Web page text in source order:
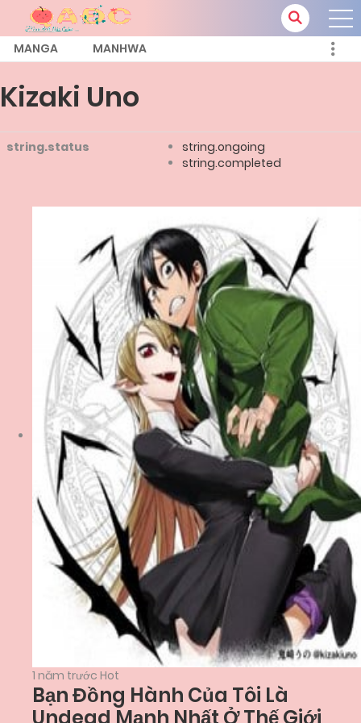
MANGA MANHWA
Kizaki Uno
string.status
string.ongoing
string.completed
1 năm trước Hot
Bạn Đồng Hành Của Tôi Là